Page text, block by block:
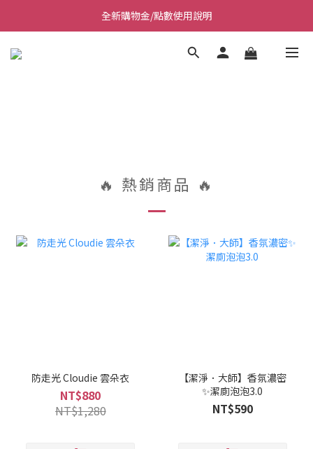
Welcome~私藏生活~
全新購物金/點數使用說明
Welcome~私藏生活~
🔥 熱銷商品 🔥
防走光 Cloudie 雲朵衣
NT$880
NT$1,280
【潔淨．大師】香氛濃密
✨潔廁泡泡3.0
NT$590